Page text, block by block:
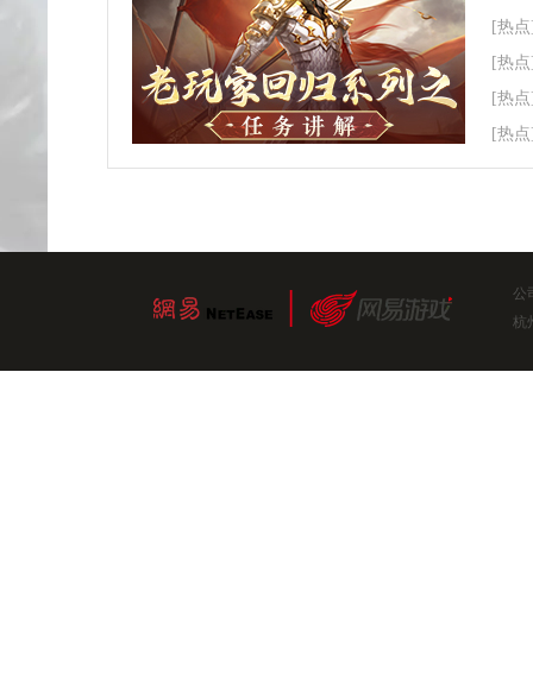
[热
[热
[热
[热
公
杭